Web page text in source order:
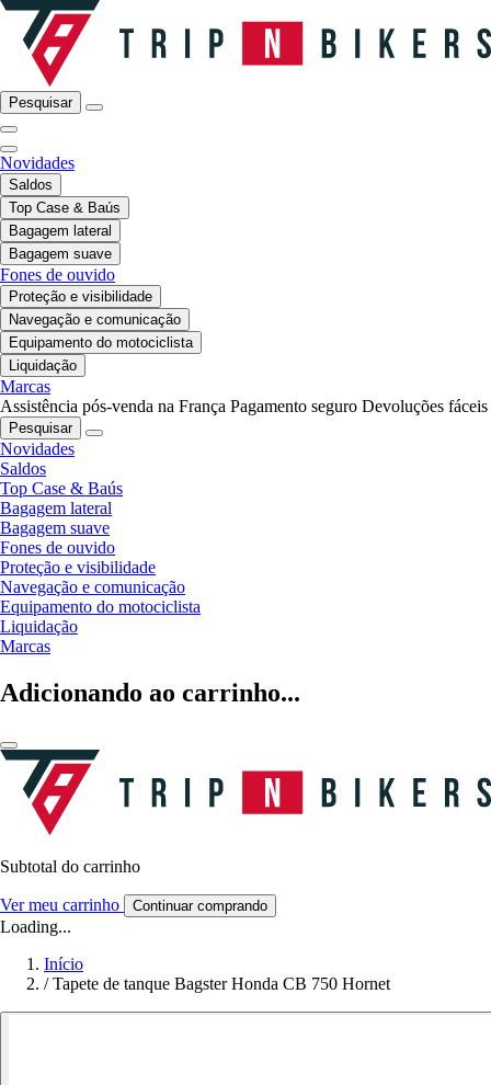
Pesquisar
Novidades
Saldos
Top Case & Baús
Bagagem lateral
Bagagem suave
Fones de ouvido
Proteção e visibilidade
Navegação e comunicação
Equipamento do motociclista
Liquidação
Marcas
Assistência pós-venda na França Pagamento seguro Devoluções fáceis
Pesquisar
Novidades
Saldos
Top Case & Baús
Bagagem lateral
Bagagem suave
Fones de ouvido
Proteção e visibilidade
Navegação e comunicação
Equipamento do motociclista
Liquidação
Marcas
Adicionando ao carrinho...
Subtotal do carrinho
Ver meu carrinho Continuar comprando
Loading...
Início
/ Tapete de tanque Bagster Honda CB 750 Hornet